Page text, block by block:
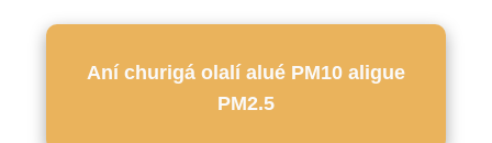
Aní churigá olalí alué PM10 aligue
PM2.5